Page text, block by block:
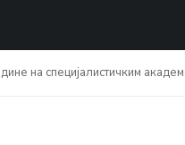
на специјалистичким